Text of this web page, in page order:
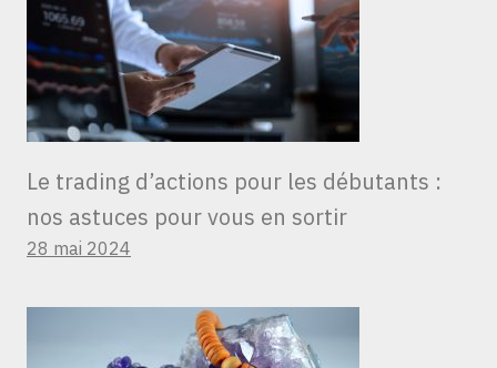
Le trading d’actions pour les débutants :
nos astuces pour vous en sortir
28 mai 2024